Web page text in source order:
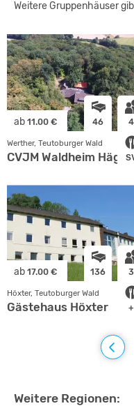
Weitere Gruppenhäuser
ab 11.00 € 46 4
Werther, Teutoburger Wald
CVJM Waldheim Häger
ab 17.00 € 136 3
+
Höxter, Teutoburger Wald
Gästehaus Höxter
Weitere Regionen: